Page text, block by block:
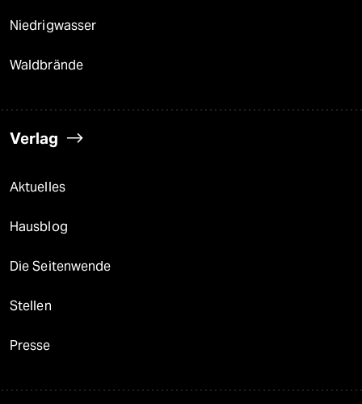
Niedrigwasser
Waldbrände
Verlag
Aktuelles
Hausblog
Die Seitenwende
Stellen
Presse